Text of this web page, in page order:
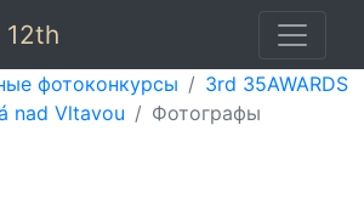
12th
фотоконкурсы
3rd 35AWARDS
nad Vltavou Фотографы